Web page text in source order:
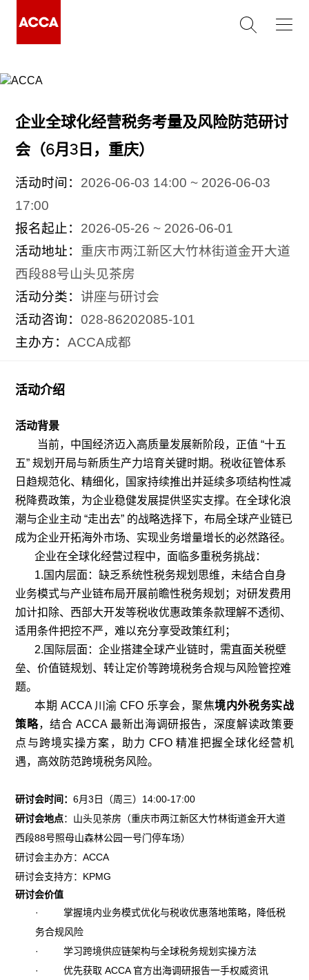
企业全球化经营税务考量及风险防范研讨
会（6月3日，重庆）
活动时间： 2026-06-03 14:00 ~ 2026-06-03
17:00
报名起止： 2026-05-26 ~ 2026-06-01
活动地址： 重庆市两江新区大竹林街道金开大道
西段88号山头见茶房
活动分类：讲座与研讨会
活动咨询：028-86202085-101
主办方：ACCA成都
活动介绍
活动背景
当前，中国经济迈入高质量发展新阶段，正值 “十五
五” 规划开局与新质生产力培育关键时期。税收征管体系
日趋规范化、精细化，国家持续推出并延续多项结构性减
税降费政策，为企业稳健发展提供坚实支撑。在全球化浪
潮与企业主动 “走出去” 的战略选择下，布局全球产业链已
成为企业开拓海外市场、实现业务增量增长的必然路径。
企业在全球化经营过程中，面临多重税务挑战：
1.国内层面：缺乏系统性税务规划思维，未结合自身
业务模式与产业链布局开展前瞻性税务规划；对研发费用
加计扣除、西部大开发等税收优惠政策条款理解不透彻、
适用条件把控不严，难以充分享受政策红利；
2.国际层面：企业搭建全球产业链时，需直面关税壁
垒、价值链规划、转让定价等跨境税务合规与风险管控难
题。
本期 ACCA 川渝 CFO 乐享会，聚焦境内外税务实战
策略，结合 ACCA 最新出海调研报告，深度解读政策要
点与跨境实操方案，助力 CFO 精准把握全球化经营机
遇，高效防范跨境税务风险。
研讨会时间：6月3日（周三）14:00-17:00
研讨会地点：山头见茶房（重庆市两江新区大竹林街道金开大道
西段88号照母山森林公园一号门停车场）
研讨会主办方：ACCA
研讨会支持方：KPMG
研讨会价值
·
掌握境内业务模式优化与税收优惠落地策略，降低税
务合规风险
·
学习跨境供应链架构与全球税务规划实操方法
·
优先获取 ACCA 官方出海调研报告一手权威资讯